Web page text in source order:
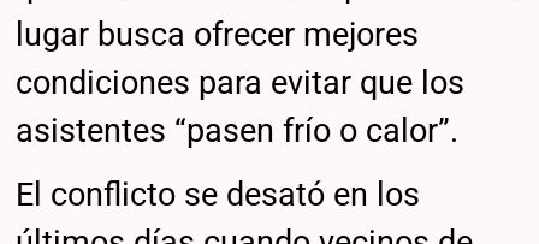
lugar busca ofrecer mejores
condiciones para evitar que los
asistentes “pasen frío o calor”.
El conflicto se desató en los